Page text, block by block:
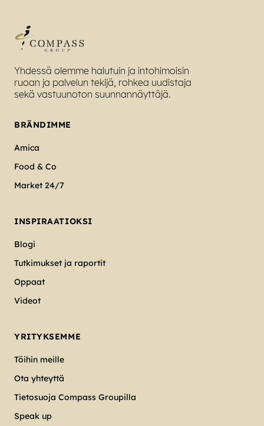
Yhdessä olemme halutuin ja intohimoisin
ruoan ja palvelun tekijä, rohkea uudistaja
sekä vastuunoton suunnannäyttäjä.
BRÄNDIMME
Amica
Food & Co
Market 24/7
INSPIRAATIOKSI
Blogi
Tutkimukset ja raportit
Oppaat
Videot
YRITYKSEMME
Töihin meille
Ota yhteyttä
Tietosuoja Compass Groupilla
Speak up